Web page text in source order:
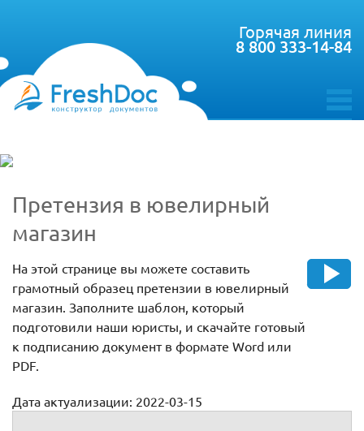
toggle
Горячая линия
8 800 333-14-84
Претензия в ювелирный
магазин
На этой странице вы можете составить
грамотный образец претензии в ювелирный
магазин. Заполните шаблон, который
подготовили наши юристы, и скачайте готовый
к подписанию документ в формате Word или
PDF.
Дата актуализации: 2022-03-15